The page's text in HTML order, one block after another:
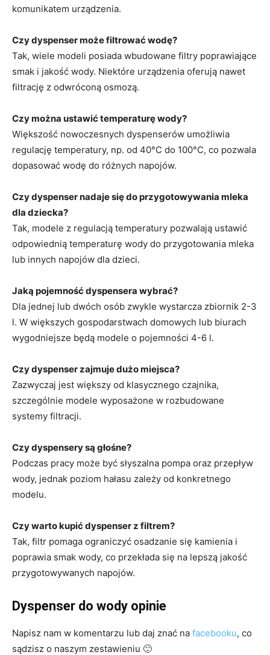
komunikatem urządzenia.
Czy dyspenser może filtrować wodę?
Tak, wiele modeli posiada wbudowane filtry poprawiające
smak i jakość wody. Niektóre urządzenia oferują nawet
filtrację z odwróconą osmozą.
Czy można ustawić temperaturę wody?
Większość nowoczesnych dyspenserów umożliwia
regulację temperatury, np. od 40°C do 100°C, co pozwala
dopasować wodę do różnych napojów.
Czy dyspenser nadaje się do przygotowywania mleka
dla dziecka?
Tak, modele z regulacją temperatury pozwalają ustawić
odpowiednią temperaturę wody do przygotowania mleka
lub innych napojów dla dzieci.
Jaką pojemność dyspensera wybrać?
Dla jednej lub dwóch osób zwykle wystarcza zbiornik 2-3
l. W większych gospodarstwach domowych lub biurach
wygodniejsze będą modele o pojemności 4-6 l.
Czy dyspenser zajmuje dużo miejsca?
Zazwyczaj jest większy od klasycznego czajnika,
szczególnie modele wyposażone w rozbudowane
systemy filtracji.
Czy dyspensery są głośne?
Podczas pracy może być słyszalna pompa oraz przepływ
wody, jednak poziom hałasu zależy od konkretnego
modelu.
Czy warto kupić dyspenser z filtrem?
Tak, filtr pomaga ograniczyć osadzanie się kamienia i
poprawia smak wody, co przekłada się na lepszą jakość
przygotowywanych napojów.
Dyspenser do wody opinie
Napisz nam w komentarzu lub daj znać na facebooku, co
sądzisz o naszym zestawieniu 🙂